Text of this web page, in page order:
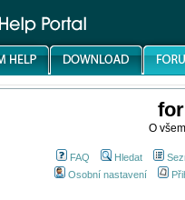
O
FAQ Hledat
Osobní nastavení